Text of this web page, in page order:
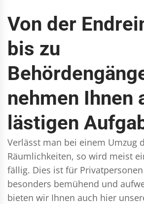
Von der
bis zu
nehmen Ihnen
lästigen
Verlässt man bei einem Umzug
Räumlichkeiten, so wird meist
fällig. Dies ist für
besonders bemühend und
bieten wir Ihnen auch hier